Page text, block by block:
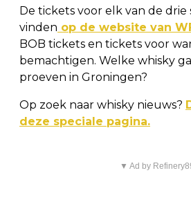
De tickets voor elk van de drie
vinden op de website van
BOB tickets en tickets voor
bemachtigen. Welke whisky
proeven in Groningen?
Op zoek naar whisky nieuws?
deze speciale pagina.
▼ Ad by